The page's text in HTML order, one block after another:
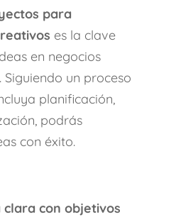
para
es la clave
en negocios
un proceso
planificación,
podrás
con éxito.
con objetivos